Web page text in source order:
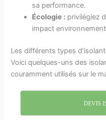
sa performance.
Écologie : privilégiez
impact
Les différents types
Voici quelques-uns des
couramment utilisés sur le
DEVIS